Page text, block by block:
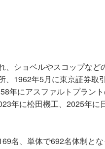
、ショベルやスコップなど
、1962年5月に東京証券取
年にアスファルトプラン
年に松田機工、2025年
名、単体で692名体制と